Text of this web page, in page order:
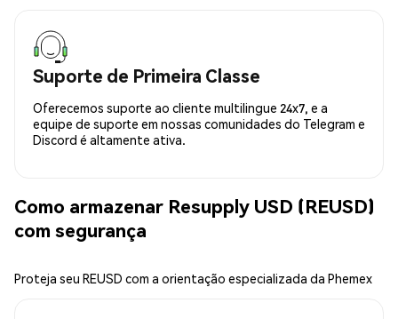
Suporte de Primeira Classe
Oferecemos suporte ao cliente multilingue 24x7, e a
equipe de suporte em nossas comunidades do Telegram e
Discord é altamente ativa.
Como armazenar Resupply USD (REUSD)
com segurança
Proteja seu REUSD com a orientação especializada da Phemex